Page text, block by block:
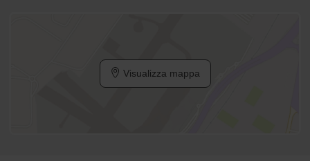
Visualizza mappa